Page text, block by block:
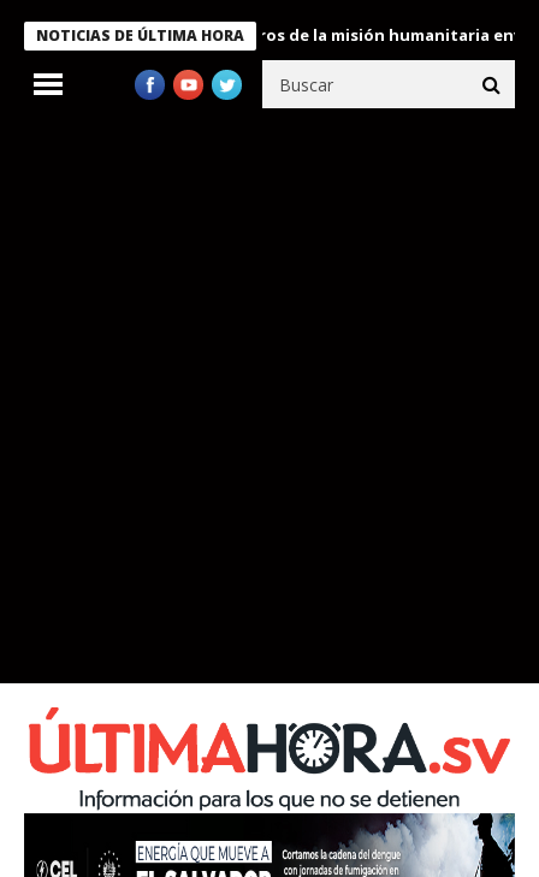
NOTICIAS DE ÚLTIMA HORA
condecora a miembros de la misión humanitaria enviada a